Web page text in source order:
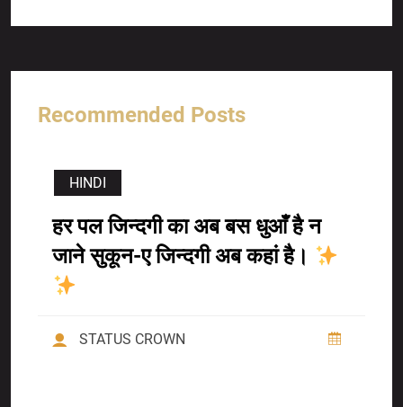
Recommended Posts
HINDI
हर पल जिन्दगी का अब बस धुआँ है न
जाने सुकून-ए जिन्दगी अब कहां है।
STATUS CROWN